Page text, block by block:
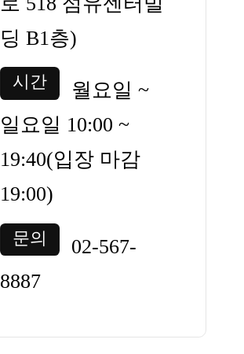
딩 B1층)
시간
월요일 ~
일요일 10:00 ~
19:40(입장 마감
19:00)
문의
02-567-
8887